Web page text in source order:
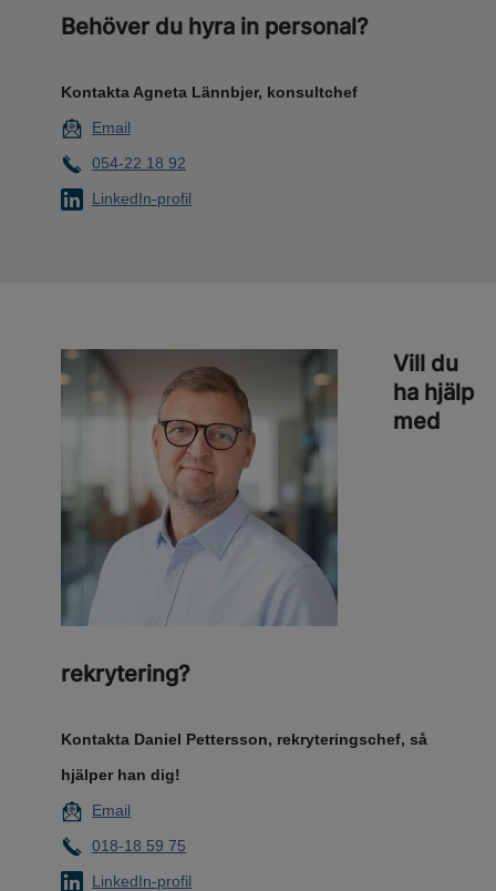
Behöver du hyra in personal?
Kontakta Agneta Lännbjer, konsultchef
Email
054-22 18 92
LinkedIn-profil
Vill du
ha hjälp
med
rekrytering?
Kontakta Daniel Pettersson, rekryteringschef, så
hjälper han dig!
Email
018-18 59 75
LinkedIn-profil